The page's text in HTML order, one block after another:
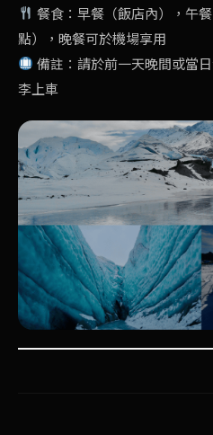
餐食：早餐（飯店內），午
點），晚餐可於機場享用
備註：請於前一天晚間或當
李上車